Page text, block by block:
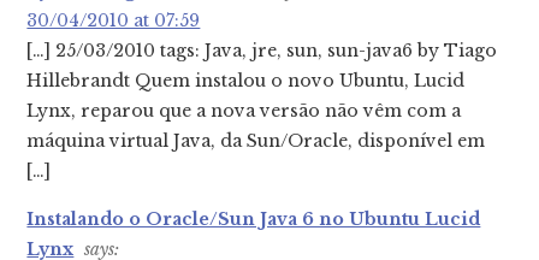
30/04/2010 at 07:59
[…] 25/03/2010 tags: Java, jre, sun, sun-java6 by Tiago
Hillebrandt Quem instalou o novo Ubuntu, Lucid
Lynx, reparou que a nova versão não vêm com a
máquina virtual Java, da Sun/Oracle, disponível em
[…]
Instalando o Oracle/Sun Java 6 no Ubuntu Lucid
Lynx says: